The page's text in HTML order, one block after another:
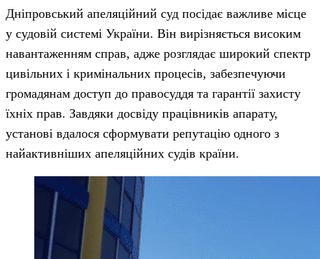
Дніпровський апеляційний суд посідає важливе місце
у судовій системі України. Він вирізняється високим
навантаженням справ, адже розглядає широкий спектр
цивільних і кримінальних процесів, забезпечуючи
громадянам доступ до правосуддя та гарантії захисту
їхніх прав. Завдяки досвіду працівників апарату,
установі вдалося сформувати репутацію одного з
найактивніших апеляційних судів країни.